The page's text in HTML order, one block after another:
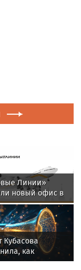
Линии»
новый офис в
Кубасова
как
с шумными